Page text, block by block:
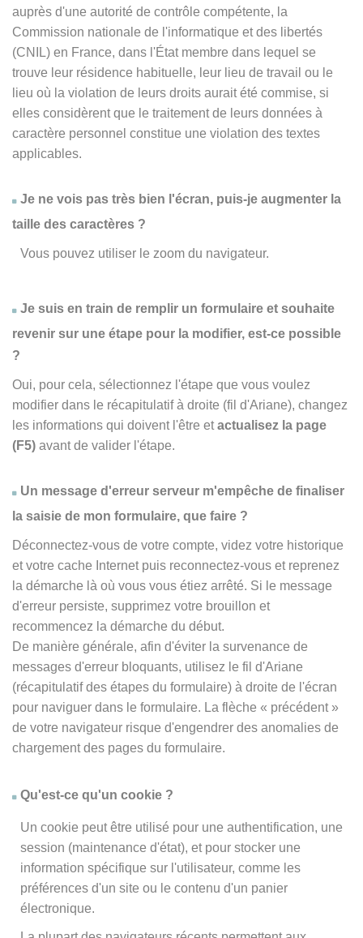
auprès d'une autorité de contrôle compétente, la
Commission nationale de l'informatique et des libertés
(CNIL) en France, dans l'État membre dans lequel se
trouve leur résidence habituelle, leur lieu de travail ou le
lieu où la violation de leurs droits aurait été commise, si
elles considèrent que le traitement de leurs données à
caractère personnel constitue une violation des textes
applicables.
Je ne vois pas très bien l'écran, puis-je augmenter la
taille des caractères ?
Vous pouvez utiliser le zoom du navigateur.
Je suis en train de remplir un formulaire et souhaite
revenir sur une étape pour la modifier, est-ce possible
?
Oui, pour cela, sélectionnez l'étape que vous voulez
modifier dans le récapitulatif à droite (fil d'Ariane), changez
les informations qui doivent l'être etactualisez la page
(F5) avant de valider l'étape.
Un message d'erreur serveur m'empêche de finaliser
la saisie de mon formulaire, que faire ?
Déconnectez-vous de votre compte, videz votre historique
et votre cache Internet puis reconnectez-vous et reprenez
la démarche là où vous vous étiez arrêté. Si le message
d'erreur persiste, supprimez votre brouillon et
recommencez la démarche du début.
De manière générale, afin d'éviter la survenance de
messages d'erreur bloquants, utilisez le fil d'Ariane
(récapitulatif des étapes du formulaire) à droite de l'écran
pour naviguer dans le formulaire. La flèche « précédent »
de votre navigateur risque d'engendrer des anomalies de
chargement des pages du formulaire.
Qu'est-ce qu'un cookie ?
Un cookie peut être utilisé pour une authentification, une
session (maintenance d'état), et pour stocker une
information spécifique sur l'utilisateur, comme les
préférences d'un site ou le contenu d'un panier
électronique.